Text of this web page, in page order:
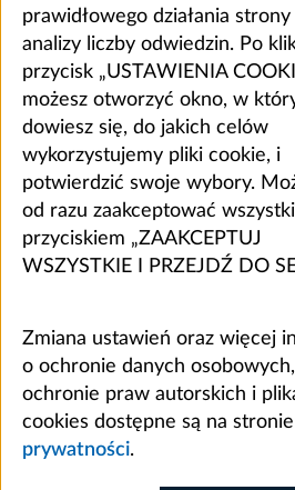
prawidłowego działania
analizy liczby odwiedzin. Po
przycisk „USTAWIENIA
możesz otworzyć okno, w
dowiesz się, do jakich celów
wykorzystujemy pliki cookie, i
potwierdzić swoje wybory.
od razu zaakceptować
przyciskiem „ZAAKCEPTUJ
WSZYSTKIE I PRZEJDŹ DO
Zmiana ustawień oraz więcej
o ochronie danych osobowych,
ochronie praw autorskich i
cookies dostępne są na stronie
prywatności.